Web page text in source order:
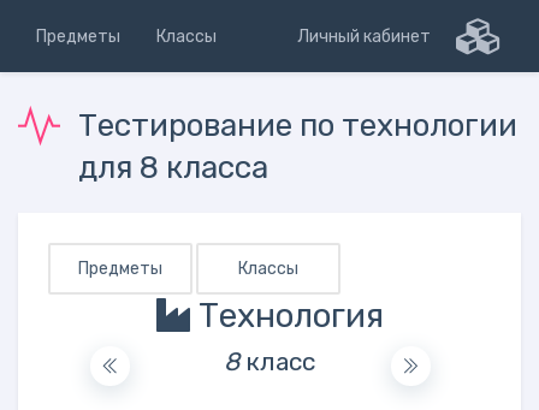
Предметы Классы Личный кабинет
Тестирование по технологии
для 8 класса
Предметы Классы
Технология
8класс